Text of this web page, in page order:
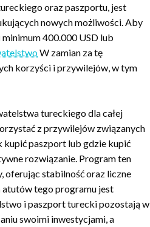
oraz paszportu, jest
nowych możliwości. Aby
400.000 USD lub
W zamian za tę
korzyści i przywilejów, w tym
tureckiego dla całej
z przywilejów związanych
kupić paszport lub gdzie kupić
rozwiązanie. Program ten
oferując stabilność oraz liczne
atutów tego programu jest
i paszport turecki pozostają w
swoimi inwestycjami, a